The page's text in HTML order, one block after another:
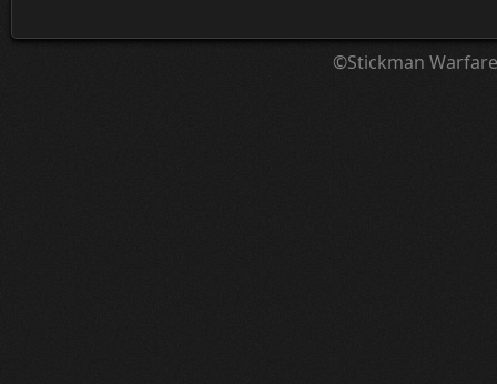
©Stickman Warfare